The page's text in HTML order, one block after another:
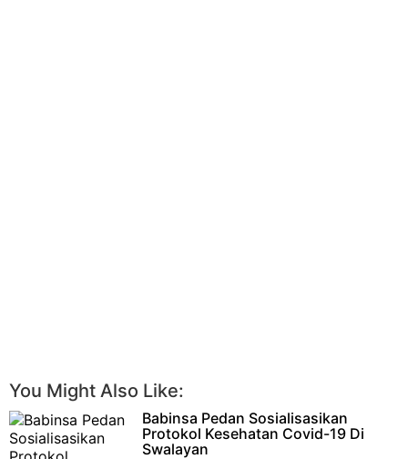
You Might Also Like:
Babinsa Pedan Sosialisasikan
Protokol Kesehatan Covid-19 Di
Swalayan